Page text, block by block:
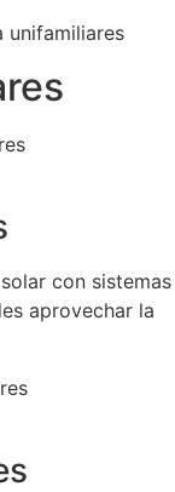
unifamiliares
con sistemas
aprovechar la